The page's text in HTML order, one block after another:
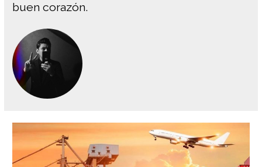
buen corazón.